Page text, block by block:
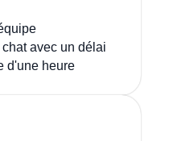
avec un délai
d'une heure